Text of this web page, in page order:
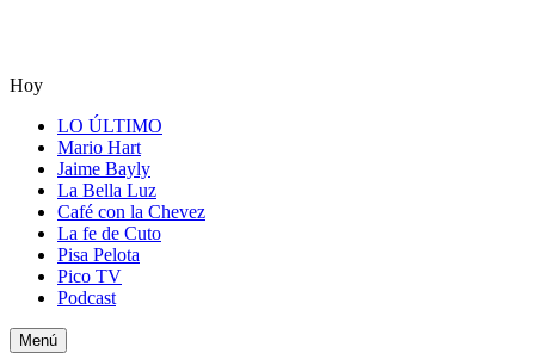
Hoy
LO ÚLTIMO
Mario Hart
Jaime Bayly
La Bella Luz
Café con la Chevez
La fe de Cuto
Pisa Pelota
Pico TV
Podcast
Menú